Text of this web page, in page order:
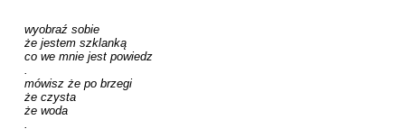
wyobraź sobie
że jestem szklanką
co we mnie jest powiedz
mówisz że po brzegi
że czysta
że woda